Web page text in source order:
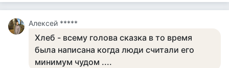
Алексей *****
Хлеб - всему голова сказка в то время
была написана когда люди считали его
минимум чудом ....